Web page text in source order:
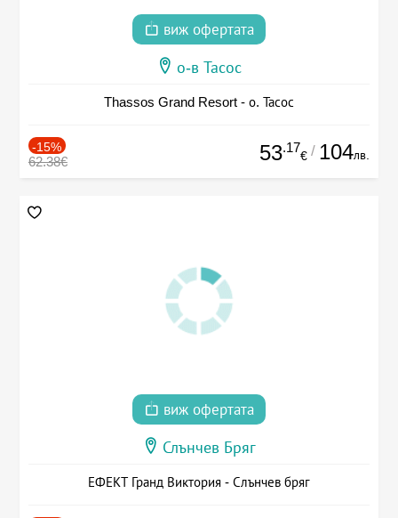
виж офертата
о-в Тасос
Thassos Grand Resort - о. Тасос
-15%
62.38€ 53.17
€ / 104лв.
виж офертата
Слънчев Бряг
ЕФЕКТ Гранд Виктория - Слънчев бряг